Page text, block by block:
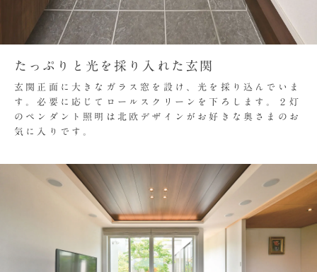
たっぷりと光を採り入れた玄関
玄関正面に大きなガラス窓を設け、光を採り込んでいま
す。必要に応じてロールスクリーンを下ろします。２灯
のペンダント照明は北欧デザインがお好きな奥さまのお
気に入りです。